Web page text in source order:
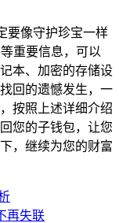
要像守护珍宝一样
重要信息，可以
本、加密的存储设
回的遗憾发生，一
按照上述详细介绍
您的子钱包，让您
，继续为您的财富
再失联